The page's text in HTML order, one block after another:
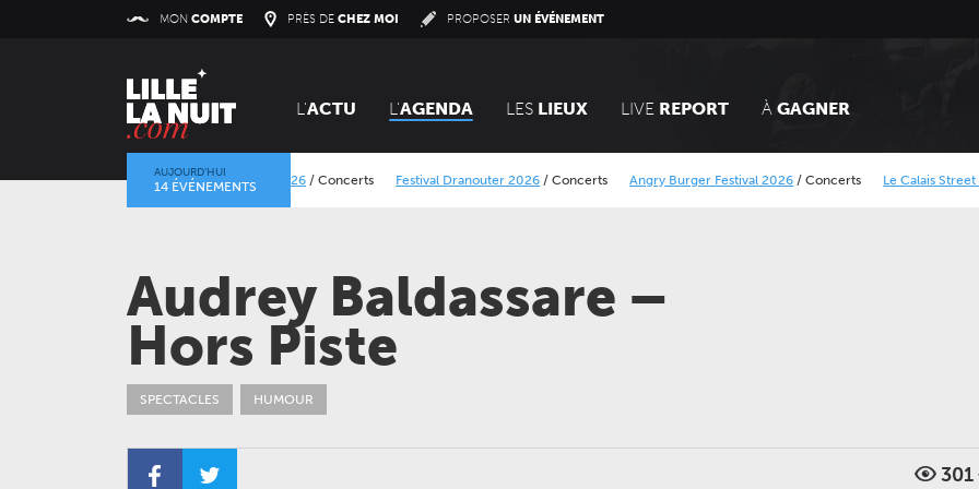
MON COMPTE PRÈS DE CHEZ MOI PROPOSERUN ÉVÉNEMENT
L'ACTU L'AGENDA LES LIEUX LIVE REPORT À GAGNER
AUJOURD’HUI
14 ÉVÉNEMENTS
Lokerse Feesten 2026 /Concerts Festival Dranouter 2026/Concerts Angry Burger Festival 2026/Concerts Le Calais Street Art
Audrey Baldassare –
Hors Piste
SPECTACLES HUMOUR
301